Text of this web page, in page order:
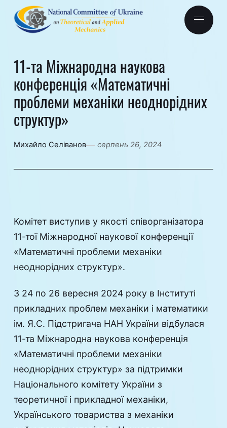
11-та Міжнародна наукова
конференція «Математичні
проблеми механіки неоднорідних
структур»
Михайло Селіванов серпень 26, 2024
Комітет виступив у якості співорганізатора
11-тої Міжнародної наукової конференції
«Математичні проблеми механіки
неоднорідних структур».
З 24 по 26 вересня 2024 року в Інституті
прикладних проблем механіки і математики
ім. Я.С. Підстригача НАН України відбулася
11-та Міжнародна наукова конференція
«Математичні проблеми механіки
неоднорідних структур» за підтримки
Національного комітету України з
теоретичної і прикладної механіки,
Українського товариства з механіки